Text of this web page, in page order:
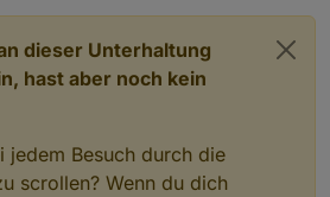
dieser Unterhaltung
hast aber noch kein
jedem Besuch durch die
scrollen? Wenn du dich